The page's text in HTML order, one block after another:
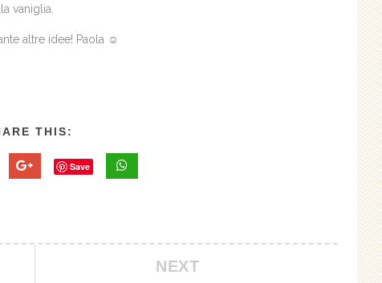
vaniglia.
altre idee! Paola ☺
THIS:
Save
NEXT